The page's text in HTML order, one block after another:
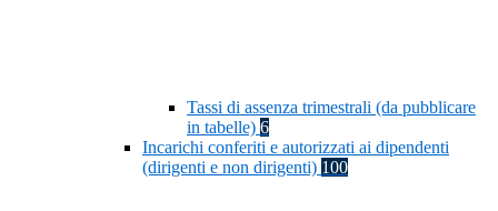
Tassi di assenza trimestrali (da pubblicare
in tabelle) 6
Incarichi conferiti e autorizzati ai dipendenti
(dirigenti e non dirigenti) 100